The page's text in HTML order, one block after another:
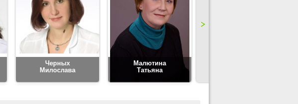
Черных
Милослава
Малютина
Татьяна